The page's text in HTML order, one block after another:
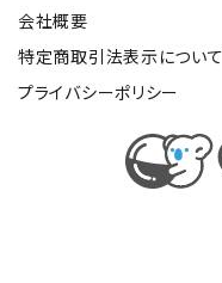
会社概要
特定商取引法表示について
プライバシーポリシー